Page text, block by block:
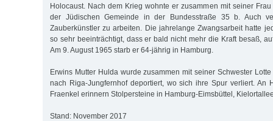
Holocaust. Nach dem Krieg wohnte er zusammen mit seiner
der Jüdischen Gemeinde in der Bundesstraße 35 b. Auch
Zauberkünstler zu arbeiten. Die jahrelange Zwangsarbeit hatte
so sehr beeinträchtigt, dass er bald nicht mehr die Kraft besaß,
Am 9. August 1965 starb er 64-jährig in Hamburg.
Erwins Mutter Hulda wurde zusammen mit seiner Schwester
nach Riga-Jungfernhof deportiert, wo sich ihre Spur verliert. An
Fraenkel erinnern Stolpersteine in Hamburg-Eimsbüttel,
Stand: November 2017